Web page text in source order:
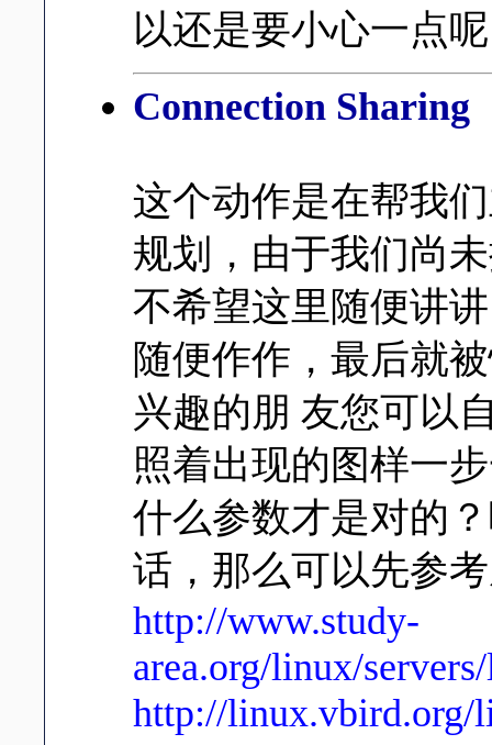
以还是要小心一点
Connection Sharing
这个动作是在帮我
规划，由于我们尚
不希望这里随便讲
随便作作，最后就
兴趣的朋 友您可以
照着出现的图样一
什么参数才是对的
话，那么可以先参
http://www.study-
area.org/linux/
http://linux.vbird.org/